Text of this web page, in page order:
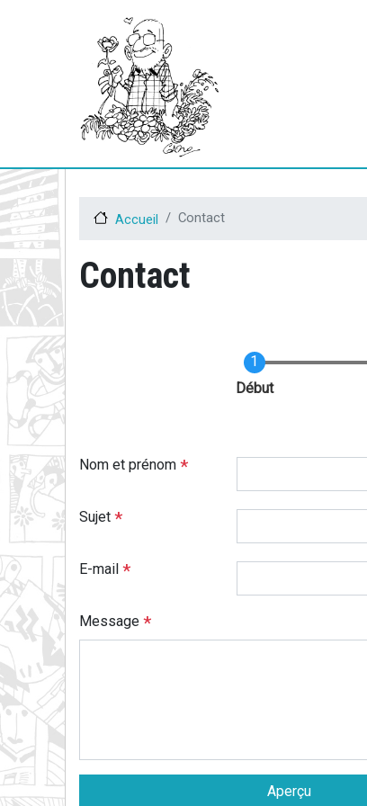
Accueil Contact
Contact
Actuel
Début
Nom et prénom
Sujet
E-mail
Message